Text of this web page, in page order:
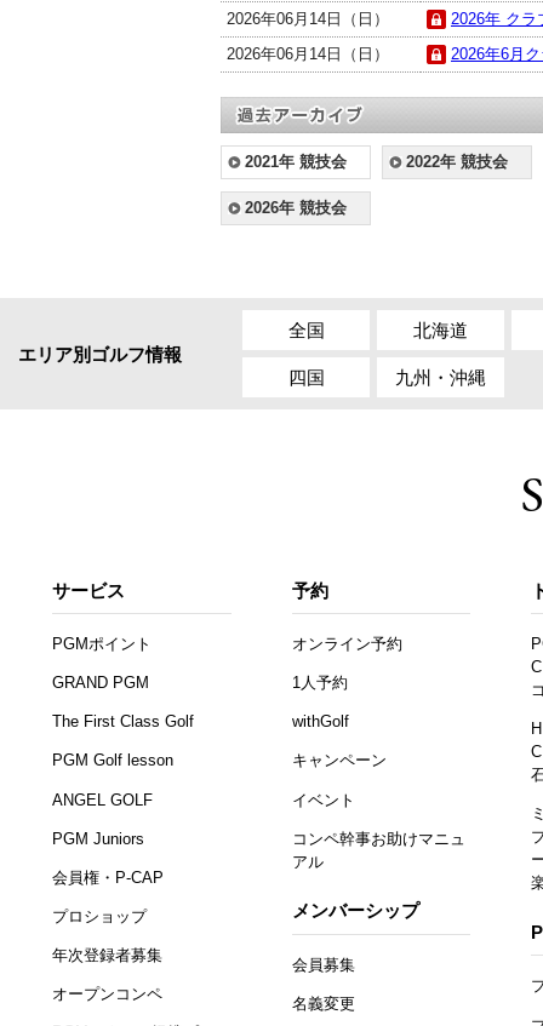
2026年06月14日（日）
2026年 クラ
2026年06月14日（日）
2026年6月
2021年 競技会 2022年 競技会
2026年 競技会
エリア別ゴルフ情報
全国 北海道
四国 九州・沖縄
サービス
PGMポイント
GRAND PGM
The First Class Golf
PGM Golf lesson
ANGEL GOLF
PGM Juniors
会員権・P-CAP
プロショップ
年次登録者募集
オープンコンペ
予約
オンライン予約
1人予約
withGolf
キャンペーン
イベント
コンペ幹事お助けマニュ
アル
メンバーシップ
会員募集
名義変更